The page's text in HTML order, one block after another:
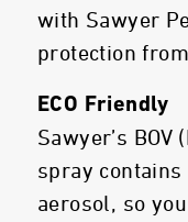
with Sawyer
protection
ECO Friendly
Sawyer’s
spray
aerosol, so